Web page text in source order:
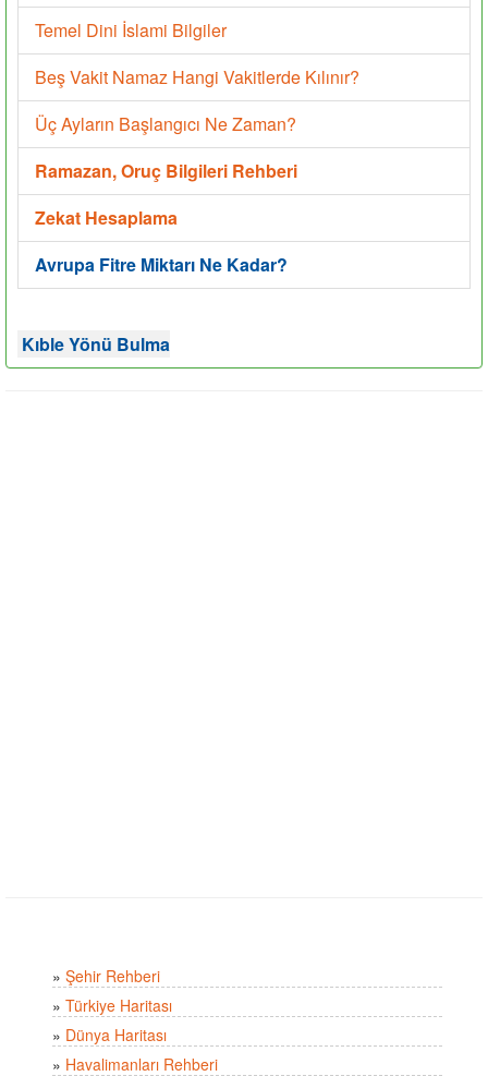
Temel Dini İslami Bilgiler
Beş Vakit Namaz Hangi Vakitlerde Kılınır?
Üç Ayların Başlangıcı Ne Zaman?
Ramazan, Oruç Bilgileri Rehberi
Zekat Hesaplama
Avrupa Fitre Miktarı Ne Kadar?
Kıble Yönü Bulma
» Şehir Rehberi
» Türkiye Haritası
» Dünya Haritası
» Havalimanları Rehberi